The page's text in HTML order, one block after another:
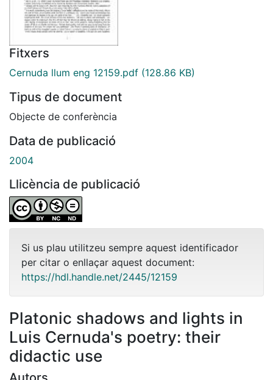
Fitxers
Cernuda llum eng 12159.pdf (128.86 KB)
Tipus de document
Objecte de conferència
Data de publicació
2004
Llicència de publicació
Si us plau utilitzeu sempre aquest identificador
per citar o enllaçar aquest document:
https://hdl.handle.net/2445/12159
Platonic shadows and lights in
Luis Cernuda's poetry: their
didactic use